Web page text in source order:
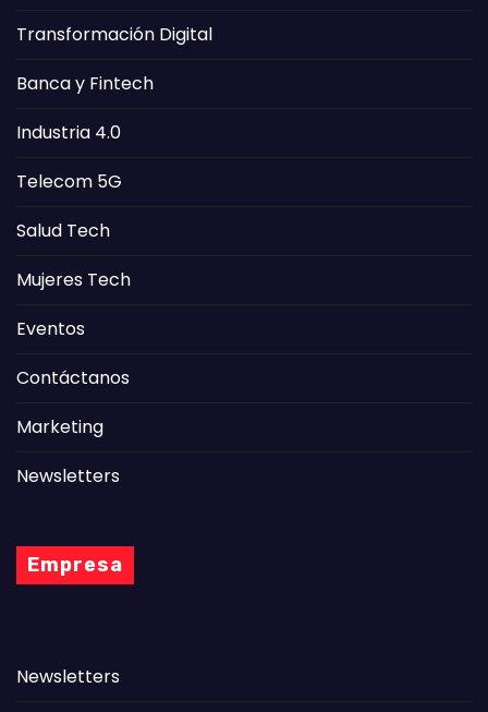
Transformación Digital
Banca y Fintech
Industria 4.0
Telecom 5G
Salud Tech
Mujeres Tech
Eventos
Contáctanos
Marketing
Newsletters
Empresa
Newsletters